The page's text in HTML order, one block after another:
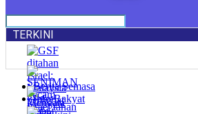
TERKINI
Berita Semasa
Info Rakyat